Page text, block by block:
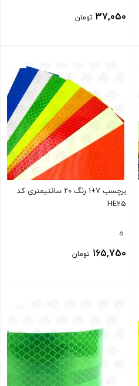
37,050 تومان
برچسب ۷+۱ رنگ ۲۰ سانتیمتری کد
HE25
5
165,750 تومان